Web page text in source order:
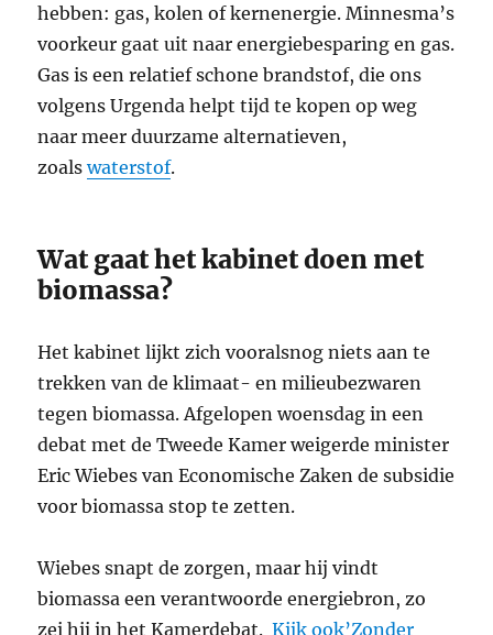
hebben: gas, kolen of kernenergie. Minnesma’s
voorkeur gaat uit naar energiebesparing en gas.
Gas is een relatief schone brandstof, die ons
volgens Urgenda helpt tijd te kopen op weg
naar meer duurzame alternatieven,
zoalswaterstof.
Wat gaat het kabinet doen met
biomassa?
Het kabinet lijkt zich vooralsnog niets aan te
trekken van de klimaat- en milieubezwaren
tegen biomassa. Afgelopen woensdag in een
debat met de Tweede Kamer weigerde minister
Eric Wiebes van Economische Zaken de subsidie
voor biomassa stop te zetten.
Wiebes snapt de zorgen, maar hij vindt
biomassa een verantwoorde energiebron, zo
zei hij in het Kamerdebat. Kijk ook’Zonder